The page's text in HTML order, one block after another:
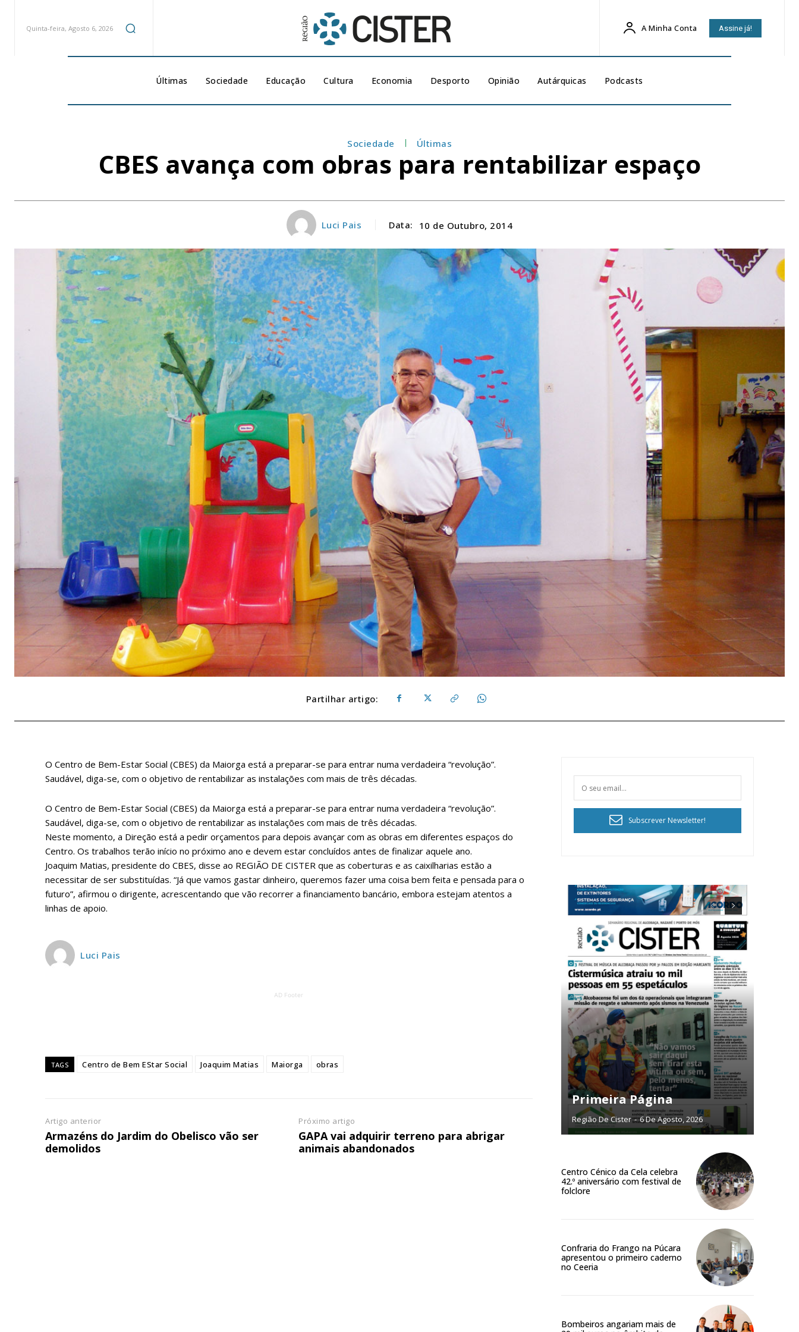
ASSINATURA
12 meses
ASSINATURA
DIGITAL ANUAL
Acesso ao conteúdo online
Acesso aos conteúdos Exclusivos para
Quinta-feira, Agosto 6, 2026 A Minha Conta Assine já!
Últimas Sociedade Educação Cultura Economia Desporto Opinião Autárquicas Podcasts
Sociedade Últimas
CBES avança com obras para rentabilizar espaço
Luci Pais Data: 10 de Outubro, 2014
Partilhar artigo:
O Centro de Bem-Estar Social (CBES) da Maiorga está a preparar-se para entrar numa verdadeira “revolução”.
Saudável, diga-se, com o objetivo de rentabilizar as instalações com mais de três décadas.
O Centro de Bem-Estar Social (CBES) da Maiorga está a preparar-se para entrar numa verdadeira “revolução”.
Saudável, diga-se, com o objetivo de rentabilizar as instalações com mais de três décadas.
Neste momento, a Direção está a pedir orçamentos para depois avançar com as obras em diferentes espaços do
Centro. Os trabalhos terão início no próximo ano e devem estar concluídos antes de finalizar aquele ano.
Joaquim Matias, presidente do CBES, disse ao REGIÃO DE CISTER que as coberturas e as caixilharias estão a
necessitar de ser substituídas. “Já que vamos gastar dinheiro, queremos fazer uma coisa bem feita e pensada para o
futuro”, afirmou o dirigente, acrescentando que vão recorrer a financiamento bancário, embora estejam atentos a
linhas de apoio.
Luci Pais
AD Footer
TAGS Centro de Bem EStar Social Joaquim Matias Maiorga obras
Artigo anterior
Armazéns do Jardim do Obelisco vão ser
demolidos
Próximo artigo
GAPA vai adquirir terreno para abrigar
animais abandonados
Subscrever Newsletter!
Primeira Página
Região De Cister - 6 De Agosto, 2026
Centro Cénico da Cela celebra
42.º aniversário com festival de
folclore
Confraria do Frango na Púcara
apresentou o primeiro caderno
no Ceeria
Bombeiros angariam mais de